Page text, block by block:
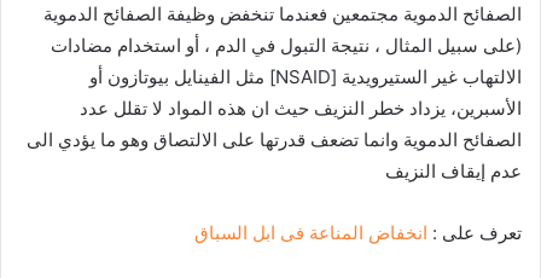
الصفائح الدموية مجتمعين فعندما تنخفض وظيفة الصفائح الدموية
(على سبيل المثال ، نتيجة التبول في الدم ، أو استخدام مضادات
الالتهاب غير الستيرويدية [NSAID] مثل الفينايل بيوتازون أو
الأسبرين، يزداد خطر النزيف حيث ان هذه المواد لا تقلل عدد
الصفائح الدموية وانما تضعف قدرتها على الالتصاق وهو ما يؤدي الى
عدم إيقاف النزيف
تعرف على : انخفاض المناعة فى ابل السباق